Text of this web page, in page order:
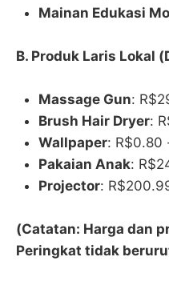
Mainan Edukasi
B. Produk Laris Lokal
Massage Gun:
Brush Hair Dryer:
Wallpaper: R$0.80
Pakaian Anak:
Projector:
(Catatan: Harga dan
Peringkat tidak